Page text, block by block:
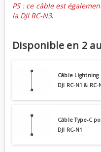
PS : ce câble est
la DJI RC-N3.
Disponible en 2
Câble
DJI RC-N1 & RC-
Câble Type-C
DJI RC-N1